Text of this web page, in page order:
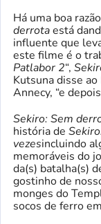
Há uma boa
derrotaestá
influente que
este filme é o
Patlabor 2“,
Kutsuna disse
Annecy, “e
Sekiro: Sem
história de
vezesincluindo
memoráveis ​​do
da(s) batalha(s)
gostinho de
monges do
socos de ferro